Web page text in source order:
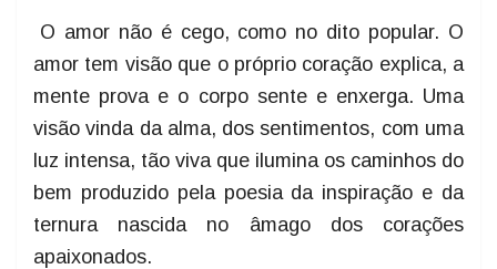
O amor não é cego, como no dito popular. O
amor tem visão que o próprio coração explica, a
mente prova e o corpo sente e enxerga. Uma
visão vinda da alma, dos sentimentos, com uma
luz intensa, tão viva que ilumina os caminhos do
bem produzido pela poesia da inspiração e da
ternura nascida no âmago dos corações
apaixonados.